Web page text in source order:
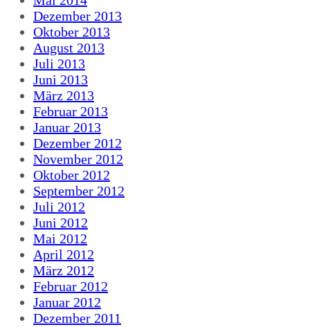
Dezember 2013
Oktober 2013
August 2013
Juli 2013
Juni 2013
März 2013
Februar 2013
Januar 2013
Dezember 2012
November 2012
Oktober 2012
September 2012
Juli 2012
Juni 2012
Mai 2012
April 2012
März 2012
Februar 2012
Januar 2012
Dezember 2011